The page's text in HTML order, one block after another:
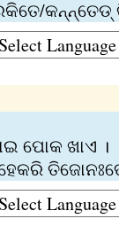
କନ୍‌ନ୍ତେଡ୍‌
ପୋକ ଖାଏ ।